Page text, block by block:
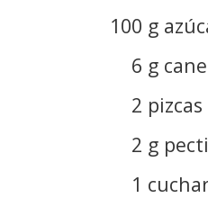
100 g
6 g
2
2 g
1